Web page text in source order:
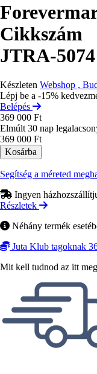
Cikkszám
JTRA-5074
Készleten Webshop ,
Lépj be a -15%
Belépés
369 000 Ft
Elmúlt 30 nap
369 000 Ft
Segítség a méreted
Ingyen
Részletek
Néhány termék
Juta Klub tagoknak
Mit kell tudnod az itt